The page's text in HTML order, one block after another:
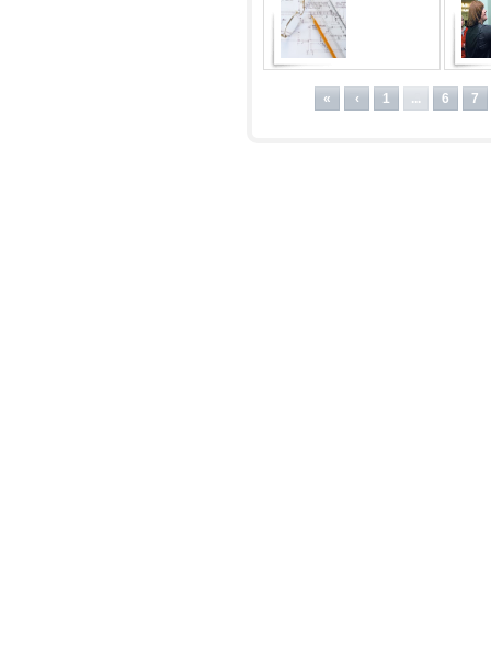
неожиданные возможности и
ожидаемые запреты
« ‹ 1 ... 6 7